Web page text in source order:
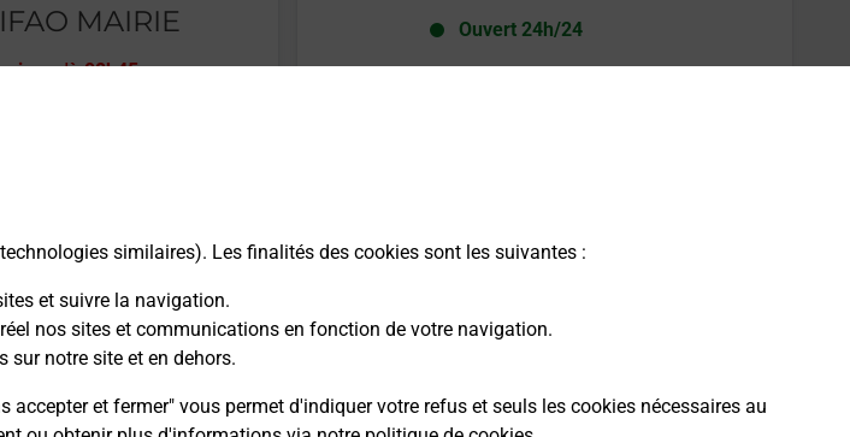
similaires). Les finalités des cookies sont les suivantes :
et suivre la navigation.
nos sites et communications en fonction de votre navigation.
sur notre site et en dehors.
et fermer" vous permet d'indiquer votre refus et seuls les cookies nécessaires au
MAIRIE
-jusqu'à 08h45
Ouvert 24h/24